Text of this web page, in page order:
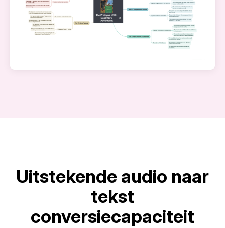
Uitstekende audio naar
tekst
conversiecapaciteit